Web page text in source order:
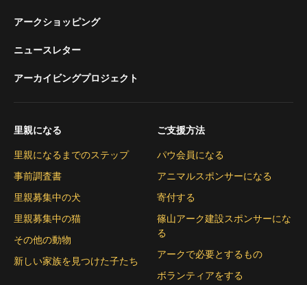
アークショッピング
ニュースレター
アーカイビングプロジェクト
里親になる
里親になるまでのステップ
事前調査書
里親募集中の犬
里親募集中の猫
その他の動物
新しい家族を見つけた子たち
ご支援方法
パウ会員になる
アニマルスポンサーになる
寄付する
篠山アーク建設スポンサーにな
る
アークで必要とするもの
ボランティアをする